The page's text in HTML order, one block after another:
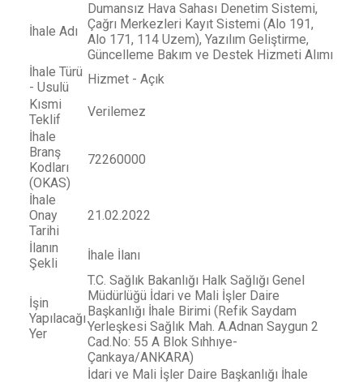
İhale Adı
Dumansız Hava Sahası Denetim Sistemi,
Çağrı Merkezleri Kayıt Sistemi (Alo 191,
Alo 171, 114 Uzem), Yazılım Geliştirme,
Güncelleme Bakım ve Destek Hizmeti Alımı
İhale Türü
- Usulü
Hizmet - Açık
Kısmi
Teklif
Verilemez
İhale
Branş
Kodları
(OKAS)
72260000
İhale
Onay
Tarihi
21.02.2022
İlanın
Şekli
İhale İlanı
İşin
Yapılacağı
Yer
T.C. Sağlık Bakanlığı Halk Sağlığı Genel
Müdürlüğü İdari ve Mali İşler Daire
Başkanlığı İhale Birimi (Refik Saydam
Yerleşkesi Sağlık Mah. A.Adnan Saygun 2
Cad.No: 55 A Blok Sıhhıye-
Çankaya/ANKARA)
İdari ve Mali İşler Daire Başkanlığı İhale